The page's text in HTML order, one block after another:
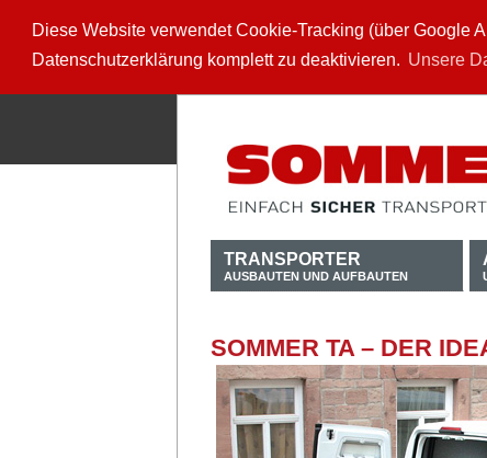
Diese Website verwendet Cookie-Tracking (über Google
Datenschutzerklärung komplett zu deaktivieren. Unsere
TRANSPORTER
AUSBAUTEN UND AUFBAUTEN
SOMMER TA – DER